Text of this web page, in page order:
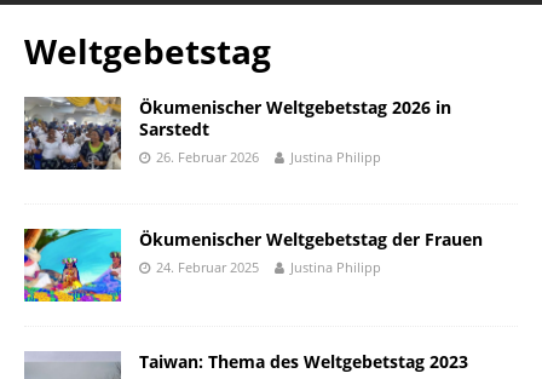
Weltgebetstag
Ökumenischer Weltgebetstag 2026 in
Sarstedt
26. Februar 2026 Justina Philipp
Ökumenischer Weltgebetstag der Frauen
24. Februar 2025 Justina Philipp
Taiwan: Thema des Weltgebetstag 2023